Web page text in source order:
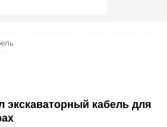
экскаваторный кабель для